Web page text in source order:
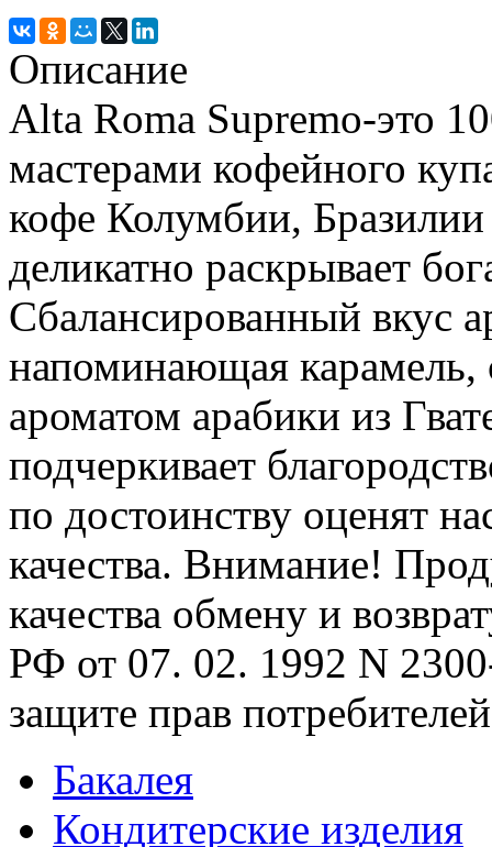
Описание
Alta Roma Supremo-это
мастерами кофейного
кофе Колумбии,
деликатно раскрывает
Сбалансированный вкус
напоминающая карамель,
ароматом арабики из
подчеркивает
по достоинству оценят
качества. Внимание!
качества обмену и
РФ от 07. 02. 1992 N
защите прав
Бакалея
Кондитерские изделия